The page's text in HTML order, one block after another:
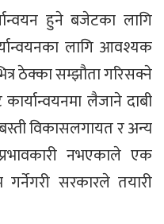
हुने बजेटका लागि
लागि आवश्यक
ठेक्का सम्झौता गरिसक्ने
लैजाने दाबी
विकासलगायत र अन्य
नभएकाले एक
गर्नेगरी सरकारले तयारी